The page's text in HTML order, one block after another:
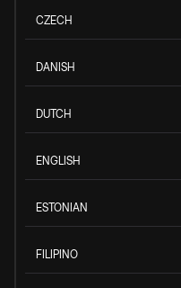
CZECH
DANISH
DUTCH
ENGLISH
ESTONIAN
FILIPINO